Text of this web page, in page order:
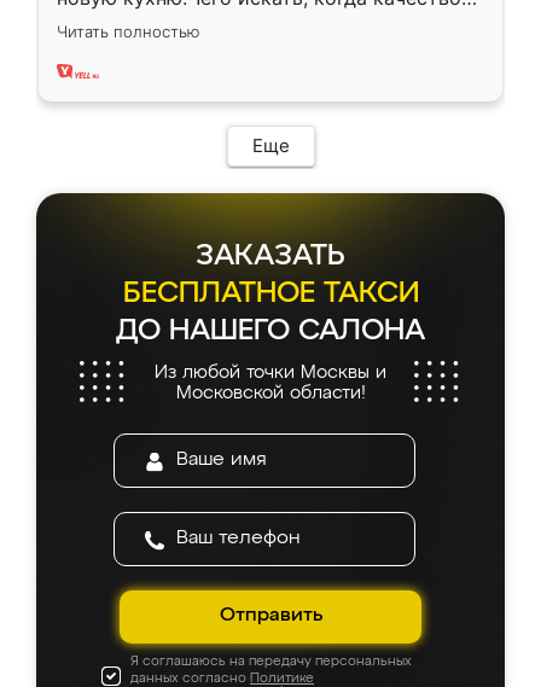
вполне довольна. Служит кухня уже почти
два года, нареканий нет.
Читать полностью
Еще
ЗАКАЗАТЬ
БЕСПЛАТНОЕ ТАКСИ
ДО НАШЕГО САЛОНА
Из любой точки Москвы и
Московской области!
Отправить
Я соглашаюсь на передачу персональных
данных согласно Политике